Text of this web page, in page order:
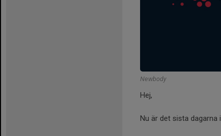
Newbody
Hej,
Nu är det sista